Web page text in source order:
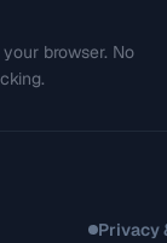
browser. No
Privacy